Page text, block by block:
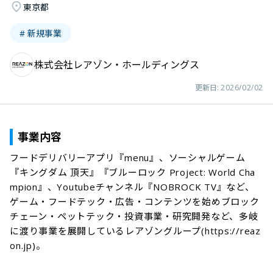
東京都
# 新規事業
株式会社レアゾン・ホールディングス
更新日: 2026/02/02
事業内容
フードデリバリーアプリ『menu』、ソーシャルゲーム
『キングダム 頂天』『ブルーロック Project: World Cha
mpion』、Youtubeチャンネル『NOBROCK TV』など、
ゲーム・フードテック・広告・コンテンツを始めブロック
チェーン・ペットテック・投資事業・研究開発など、多岐
に渡り事業を展開しているレアゾングループ(https://reaz
on.jp)。